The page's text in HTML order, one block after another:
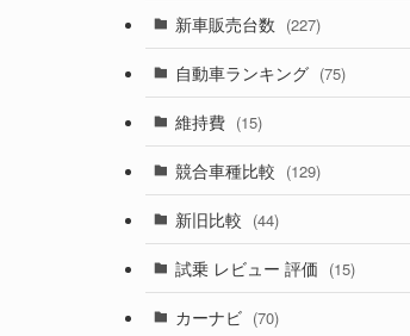
(526)
(357)
(328)
(194)
(230)
(253)
(188)
(242)
(85)
(84)
(14)
(222)
(28)
(8)
(3)
(3)
(5)
新車販売台数 (227)
(21)
(5)
(7)
自動車ランキング (75)
維持費 (15)
競合車種比較 (129)
新旧比較 (44)
試乗 レビュー 評価 (15)
カーナビ (70)